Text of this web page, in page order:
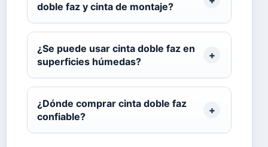
doble faz y cinta de montaje?
¿Se puede usar cinta doble faz en
superficies húmedas?
¿Dónde comprar cinta doble faz
confiable?